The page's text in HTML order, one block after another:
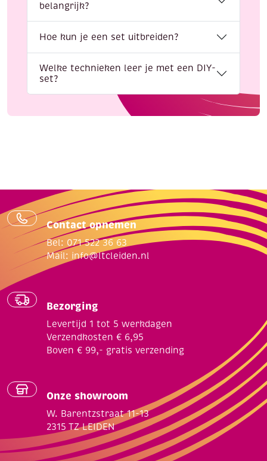
belangrijk?
Hoe kun je een set uitbreiden?
Welke technieken leer je met een DIY-
set?
Contact opnemen
Bel: 071 522 36 63
Mail: info@ltcleiden.nl
Bezorging
Levertijd 1 tot 5 werkdagen
Verzendkosten € 6,95
Boven € 99,- gratis verzending
Onze showroom
W. Barentzstraat 11-13
2315 TZ LEIDEN